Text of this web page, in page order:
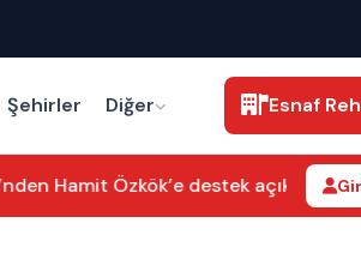
Şehirler Diğer Esnaf
Hamit Özkök’e destek açıklaması